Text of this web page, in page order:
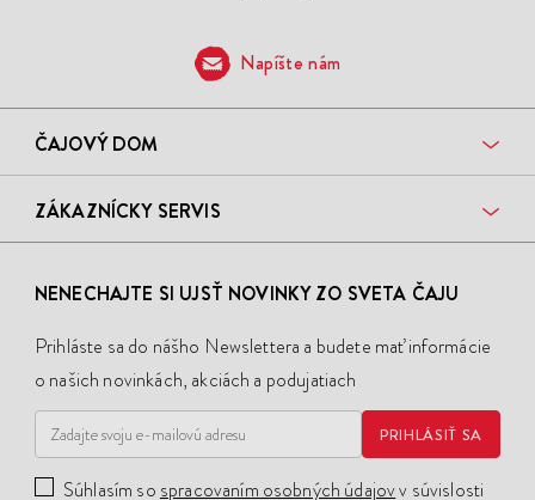
Napíšte nám
ČAJOVÝ DOM
ZÁKAZNÍCKY SERVIS
NENECHAJTE SI UJSŤ NOVINKY ZO SVETA ČAJU
Prihláste sa do nášho Newslettera a budete mať informácie
o našich novinkách, akciách a podujatiach
PRIHLÁSIŤ SA
Súhlasím so spracovaním osobných údajovv súvislosti